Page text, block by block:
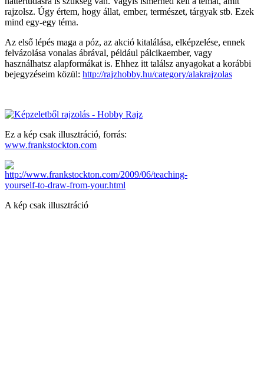
rajzolsz. Úgy értem, hogy állat, ember, természet, tárgyak stb. Ezek
mind egy-egy téma.
Az első lépés maga a póz, az akció kitalálása, elképzelése, ennek
felvázolása vonalas ábrával, például pálcikaember, vagy
használhatsz alapformákat is. Ehhez itt találsz anyagokat a korábbi
bejegyzéseim közül: http://rajzhobby.hu/category/alakrajzolas
Ez a kép csak illusztráció, forrás:
www.frankstockton.com
A kép csak illusztráció